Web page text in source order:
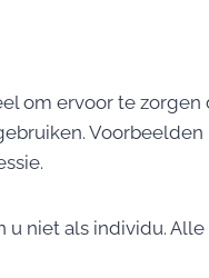
om ervoor te
u niet als individu.